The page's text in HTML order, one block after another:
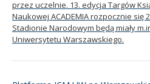
przez uczelnie. 13. edycja Targów
Naukowej ACADEMIA rozpocznie się
Stadionie Narodowym będą miały
Uniwersytetu Warszawskiego.